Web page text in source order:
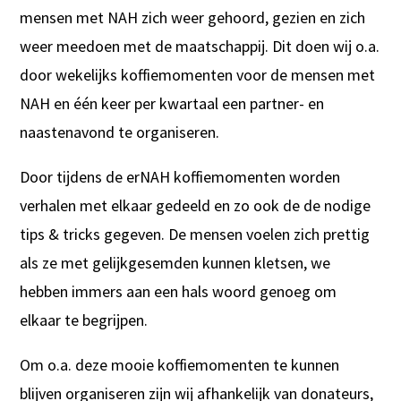
mensen met NAH zich weer gehoord, gezien en zich
weer meedoen met de maatschappij. Dit doen wij o.a.
door wekelijks koffiemomenten voor de mensen met
NAH en één keer per kwartaal een partner- en
naastenavond te organiseren.
Door tijdens de erNAH koffiemomenten worden
verhalen met elkaar gedeeld en zo ook de de nodige
tips & tricks gegeven. De mensen voelen zich prettig
als ze met gelijkgesemden kunnen kletsen, we
hebben immers aan een hals woord genoeg om
elkaar te begrijpen.
Om o.a. deze mooie koffiemomenten te kunnen
blijven organiseren zijn wij afhankelijk van donateurs,